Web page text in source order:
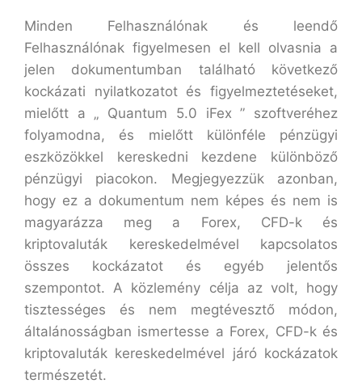
Minden Felhasználónak és leendő
Felhasználónak figyelmesen el kell olvasnia a
jelen dokumentumban található következő
kockázati nyilatkozatot és figyelmeztetéseket,
mielőtt a „ Quantum 5.0 iFex ” szoftveréhez
folyamodna, és mielőtt különféle pénzügyi
eszközökkel kereskedni kezdene különböző
pénzügyi piacokon. Megjegyezzük azonban,
hogy ez a dokumentum nem képes és nem is
magyarázza meg a Forex, CFD-k és
kriptovaluták kereskedelmével kapcsolatos
összes kockázatot és egyéb jelentős
szempontot. A közlemény célja az volt, hogy
tisztességes és nem megtévesztő módon,
általánosságban ismertesse a Forex, CFD-k és
kriptovaluták kereskedelmével járó kockázatok
természetét.